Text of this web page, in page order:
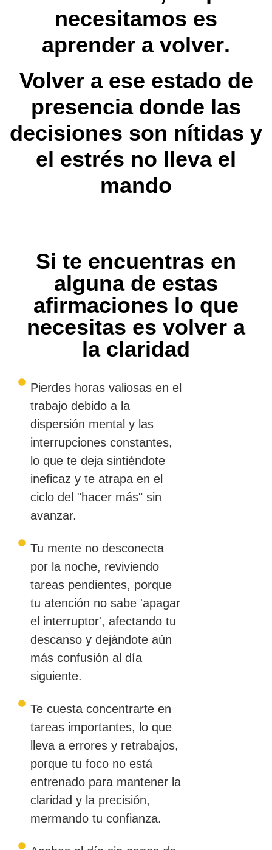
necesitamos es
aprender a volver.
Volver a ese estado de
presencia donde las
decisiones son nítidas y
el estrés no lleva el
mando
Si te encuentras en
alguna de estas
afirmaciones lo que
necesitas es volver a
la claridad
Pierdes horas valiosas en el
trabajo debido a la
dispersión mental y las
interrupciones constantes,
lo que te deja sintiéndote
ineficaz y te atrapa en el
ciclo del "hacer más" sin
avanzar.
Tu mente no desconecta
por la noche, reviviendo
tareas pendientes, porque
tu atención no sabe 'apagar
el interruptor', afectando tu
descanso y dejándote aún
más confusión al día
siguiente.
Te cuesta concentrarte en
tareas importantes, lo que
lleva a errores y retrabajos,
porque tu foco no está
entrenado para mantener la
claridad y la precisión,
mermando tu confianza.